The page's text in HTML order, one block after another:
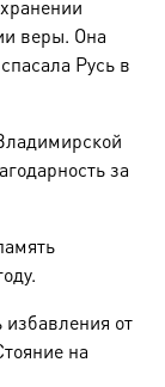
веры. Она
Русь в
за
от
на